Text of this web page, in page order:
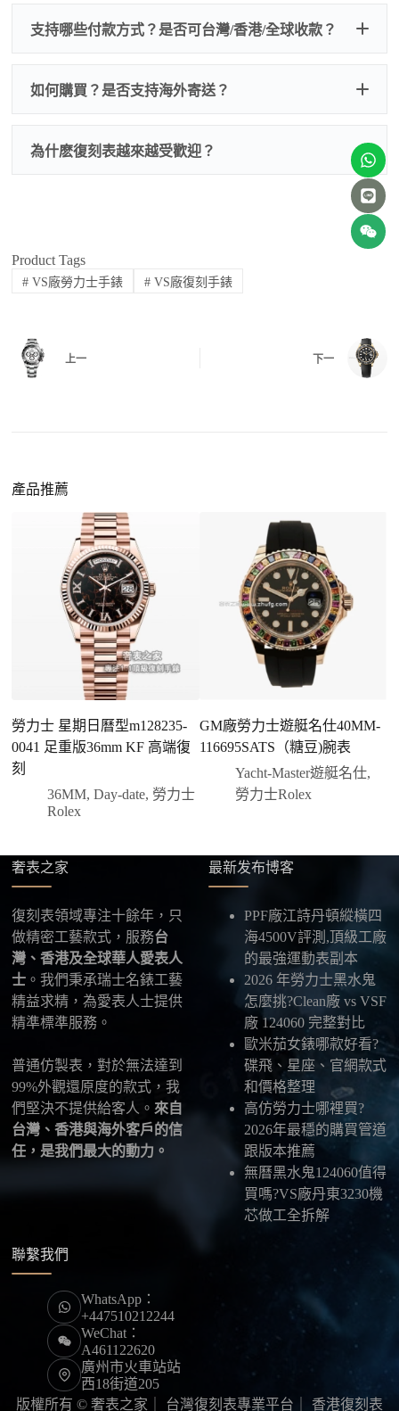
度、錶帶等部位是否完好無瑕、貼合緊密。
是否有異音，再根據款式進行上弦與功能測試。
測試日期調校、計時按鍵、GMT 指針、夜光等所
QC 完成後，我們會錄製
給您確認，確定沒有問題後才會安排出貨。
https://www.zhufg.com/jianceliucheng/
我們默認會提供普通盒子，如果需要原裝盒子可
以找我們搭配，選擇原裝盒子附屬配件：原裝盒
如是鋼帶手錶會贈送拆錶帶工具。
注：部分原裝盒子需要加錢購買，價格也不貴。
支持哪些付款方式？是否可台灣/香港/全球收款？
交易方式
如何購買？是否支持海外寄送？
二、確認款式與價格
客服會與您確認品牌、尺寸、顏色、配件等細節，如
有現貨會直接幫您預留；若需要排單，我們也會事先
說明大約出貨時間。
三、安排付款方式
您可以選擇先付少量訂金預留貨品，餘款在出貨
前或收到實拍照片後再支付
；也可以一次性全額
付款，我們會在原有價格基礎上盡量幫您爭取更
優惠的方案。部分地區可協助安排較安全的到付
四、填寫收件資料與出貨
確認款式與付款後，把收件人姓名、地址及聯絡方式
發給我們，我們會為您選擇合適的物流公司，全程提
供最新物流資訊與查件連結。
本店支援寄送至香港、澳門、台灣、欧美以及其他海
外地區
，運費會依照目的地與物流方案另行報價，客
最後：喜歡就別拖太久，有些熱門款現貨數量有
限，早一步確認，就能早一點戴上喜歡的腕錶。
為什麽復刻表越來越受歡迎？
價格更親民
同外觀與佩戴質感。
外觀精準度提升
：現代復刻工藝高度還原原裝細
Product Tags
# VS廠勞力士手錶 # VS廠復刻手錶
上一 下一
產品推薦
勞力士 星期日曆型m128235-
0041 足重版36mm KF 高端復
刻
36MM,Day-date, 勞力士
Rolex
GM廠勞力士遊艇名仕40MM-
116695SATS（糖豆)腕表
Yacht-Master遊艇名仕,
勞力士Rolex
奢表之家
復刻表領域專注十餘年，只
做精密工藝款式，服務台
灣、香港及全球華人愛表人
士 。我們秉承瑞士名錶工藝
精益求精，為愛表人士提供
精準標準服務。
普通仿製表，對於無法達到
99%外觀還原度的款式，我
們堅決不提供給客人。 來自
台灣、香港與海外客戶的信
任，是我們最大的動力。
最新发布博客
PPF廠江詩丹頓縱橫四
海4500V評測,頂級工廠
的最強運動表副本
2026 年勞力士黑水鬼
怎麼挑?Clean廠 vs VSF
廠 124060 完整對比
歐米茄女錶哪款好看?
碟飛、星座、官網款式
和價格整理
高仿勞力士哪裡買?
2026年最穩的購買管道
跟版本推薦
無曆黑水鬼124060值得
買嗎?VS廠丹東3230機
芯做工全拆解
聯繫我們
WhatsApp：
+447510212244
WeChat：
A461122620
廣州市火車站站
西18街道205
版權所有 © 奢表之家｜ 台灣復刻表專業平台 香港復刻表